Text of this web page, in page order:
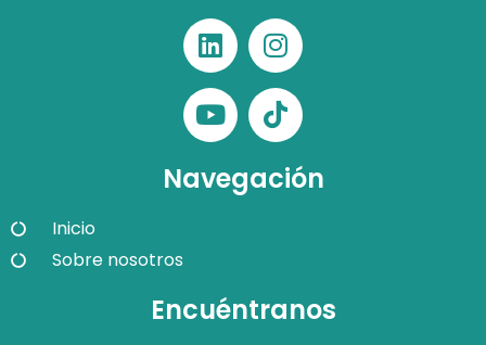
Navegación
Inicio
Sobre nosotros
Encuéntranos